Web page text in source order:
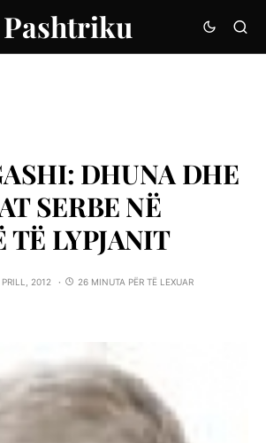
Pashtriku
DHUNA DHE
SERBE NË
TË LYPJANIT
PRILL, 2012
26 MINUTA PËR TË LEXUAR